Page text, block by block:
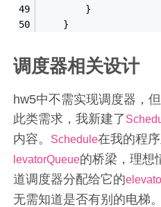
        }
    }
调度器相关设计
hw5中不需实现调度器，
此类需求，我新建了
内容。
Schedule在我的程
levatorQueue的桥梁，理想
道调度器分配给它的
无需知道是否有别的电梯